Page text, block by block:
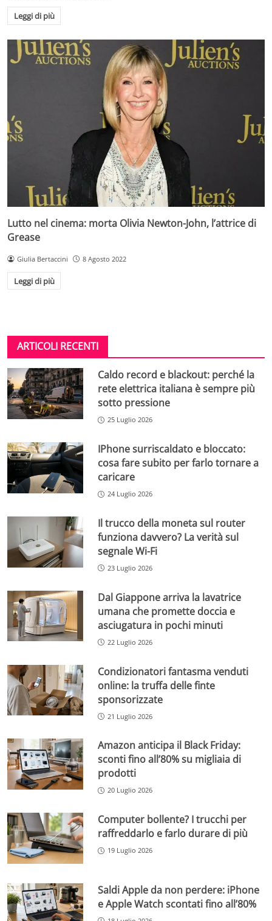
Leggi di più
Lutto nel cinema: morta Olivia Newton-John, l’attrice di
Grease
Giulia Bertaccini 8 Agosto 2022
Leggi di più
ARTICOLI RECENTI
Caldo record e blackout: perché la
rete elettrica italiana è sempre più
sotto pressione
25 Luglio 2026
IPhone surriscaldato e bloccato:
cosa fare subito per farlo tornare a
caricare
24 Luglio 2026
Il trucco della moneta sul router
funziona davvero? La verità sul
segnale Wi-Fi
23 Luglio 2026
Dal Giappone arriva la lavatrice
umana che promette doccia e
asciugatura in pochi minuti
22 Luglio 2026
Condizionatori fantasma venduti
online: la truffa delle finte
sponsorizzate
21 Luglio 2026
Amazon anticipa il Black Friday:
sconti fino all’80% su migliaia di
prodotti
20 Luglio 2026
Computer bollente? I trucchi per
raffreddarlo e farlo durare di più
19 Luglio 2026
Saldi Apple da non perdere: iPhone
e Apple Watch scontati fino all’80%